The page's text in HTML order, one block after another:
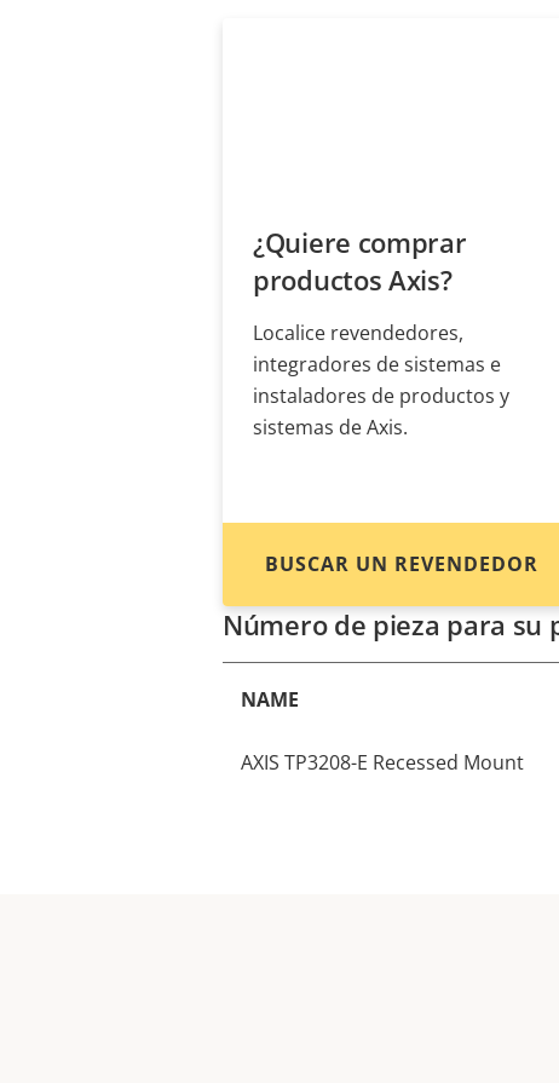
¿Quiere comprar
productos Axis?
Localice revendedores,
integradores de sistemas e
instaladores de productos y
sistemas de Axis.
BUSCAR UN REVENDEDOR
Número de pieza para su
NAME
AXIS TP3208-E Recessed Mount